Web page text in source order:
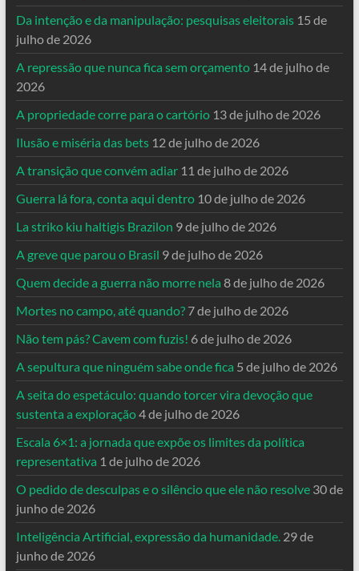
Da intenção e da manipulação: pesquisas eleitorais 15 de
julho de 2026
A repressão que nunca fica sem orçamento 14 de julho de
2026
A propriedade corre para o cartório 13 de julho de 2026
Ilusão e miséria das bets 12 de julho de 2026
A transição que convém adiar 11 de julho de 2026
Guerra lá fora, conta aqui dentro 10 de julho de 2026
La striko kiu haltigis Brazilon 9 de julho de 2026
A greve que parou o Brasil 9 de julho de 2026
Quem decide a guerra não morre nela 8 de julho de 2026
Mortes no campo, até quando? 7 de julho de 2026
Não tem pás? Cavem com fuzis! 6 de julho de 2026
A sepultura que ninguém sabe onde fica 5 de julho de 2026
A seita do espetáculo: quando torcer vira devoção que
sustenta a exploração4 de julho de 2026
Escala 6×1: a jornada que expõe os limites da política
representativa 1 de julho de 2026
O pedido de desculpas e o silêncio que ele não resolve 30 de
junho de 2026
Inteligência Artificial, expressão da humanidade. 29 de
junho de 2026